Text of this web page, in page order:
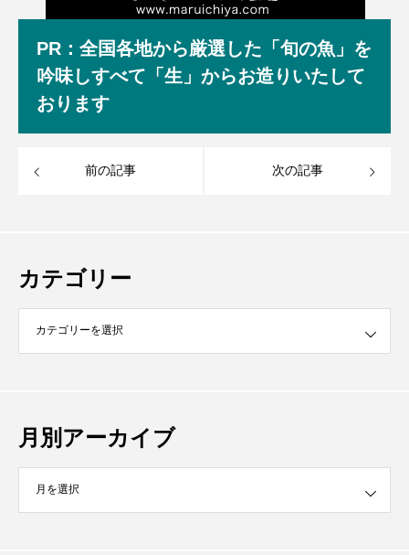
PR：全国各地から厳選した「旬の魚」を
吟味しすべて「生」からお造りいたして
おります
前の記事 次の記事
カテゴリー
月別アーカイブ